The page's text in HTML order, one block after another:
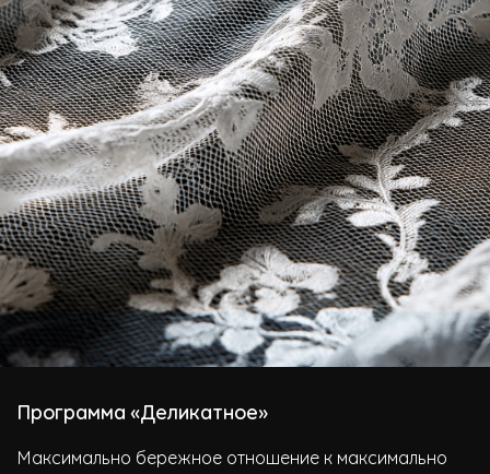
Программа «Деликатное»
Максимально бережное отношение к максимально